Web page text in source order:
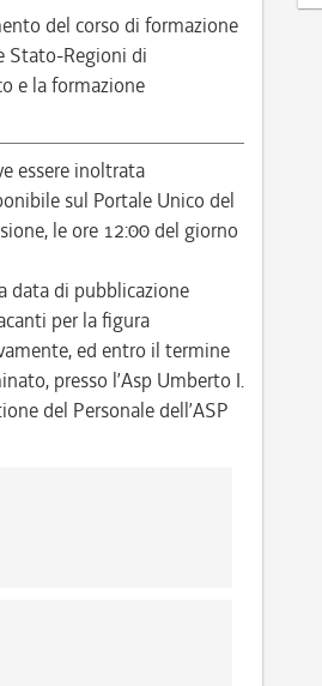
del corso di formazione
Stato-Regioni di
e la formazione
essere inoltrata
sul Portale Unico del
le ore 12:00 del giorno
data di pubblicazione
per la figura
ed entro il termine
presso l’Asp Umberto I.
del Personale dell’ASP